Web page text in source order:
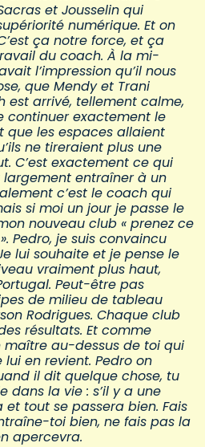
et Jousselin qui
numérique. Et on
ça notre force, et ça
du coach. À la mi-
l’impression qu’il nous
que Mendy et Trani
est arrivé, tellement calme,
continuer exactement le
que les espaces allaient
ne tireraient plus une
C’est exactement ce qui
largement entraîner à un
c’est le coach qui
si moi un jour je passe le
nouveau club « prenez ce
Pedro, je suis convaincu
lui souhaite et je pense le
vraiment plus haut,
Peut-être pas
de milieu de tableau
Rodrigues. Chaque club
résultats. Et comme
maître au-dessus de toi qui
en revient. Pedro on
il dit quelque chose, tu
dans la vie : s’il y a une
tout se passera bien. Fais
toi bien, ne fais pas la
apercevra.